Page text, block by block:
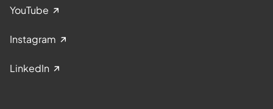
YouTube
Instagram
LinkedIn